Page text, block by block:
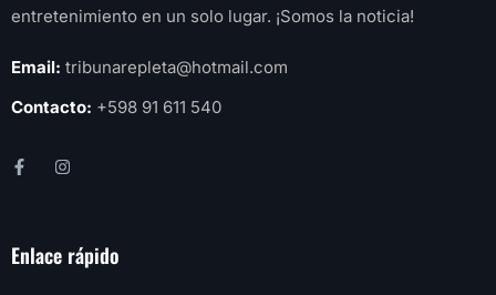
entretenimiento en un solo lugar. ¡Somos la noticia!
Email: tribunarepleta@hotmail.com
Contacto: +598 91 611 540
Enlace rápido